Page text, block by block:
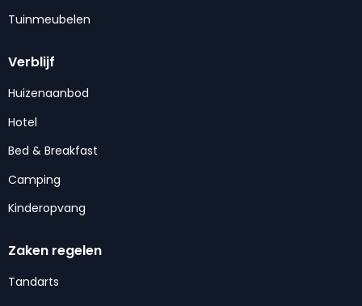
Tuinmeubelen
Verblijf
Huizenaanbod
Hotel
Bed & Breakfast
Camping
Kinderopvang
Zaken regelen
Tandarts